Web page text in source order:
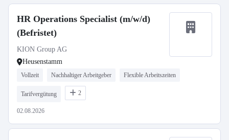
HR Operations Specialist (m/w/d)
(Befristet)
KION Group AG
Heusenstamm
Vollzeit Nachhaltiger Arbeitgeber Flexible Arbeitszeiten
Tarifvergütung 2
02.08.2026